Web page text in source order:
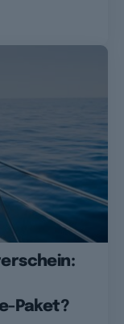
Paket?